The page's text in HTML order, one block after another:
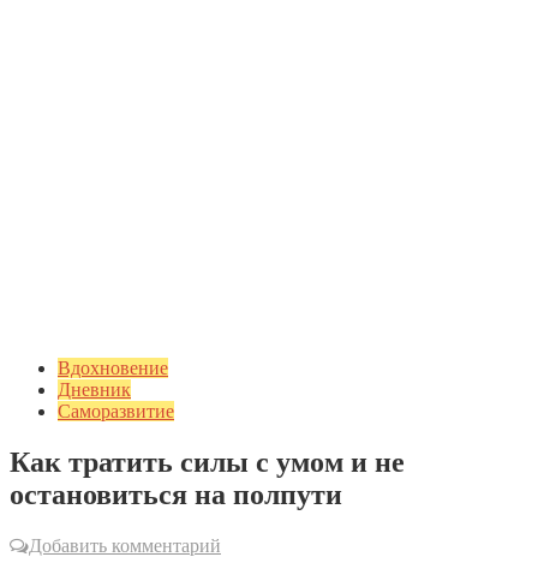
Вдохновение
Дневник
Саморазвитие
Как тратить силы с умом и не
остановиться на полпути
Добавить комментарий